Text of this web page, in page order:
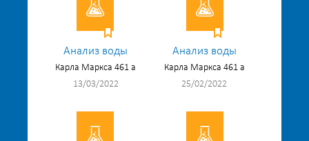
Анализ воды
Карла Маркса 461 а
13/03/2022
Анализ воды
Карла Маркса 461 а
25/02/2022